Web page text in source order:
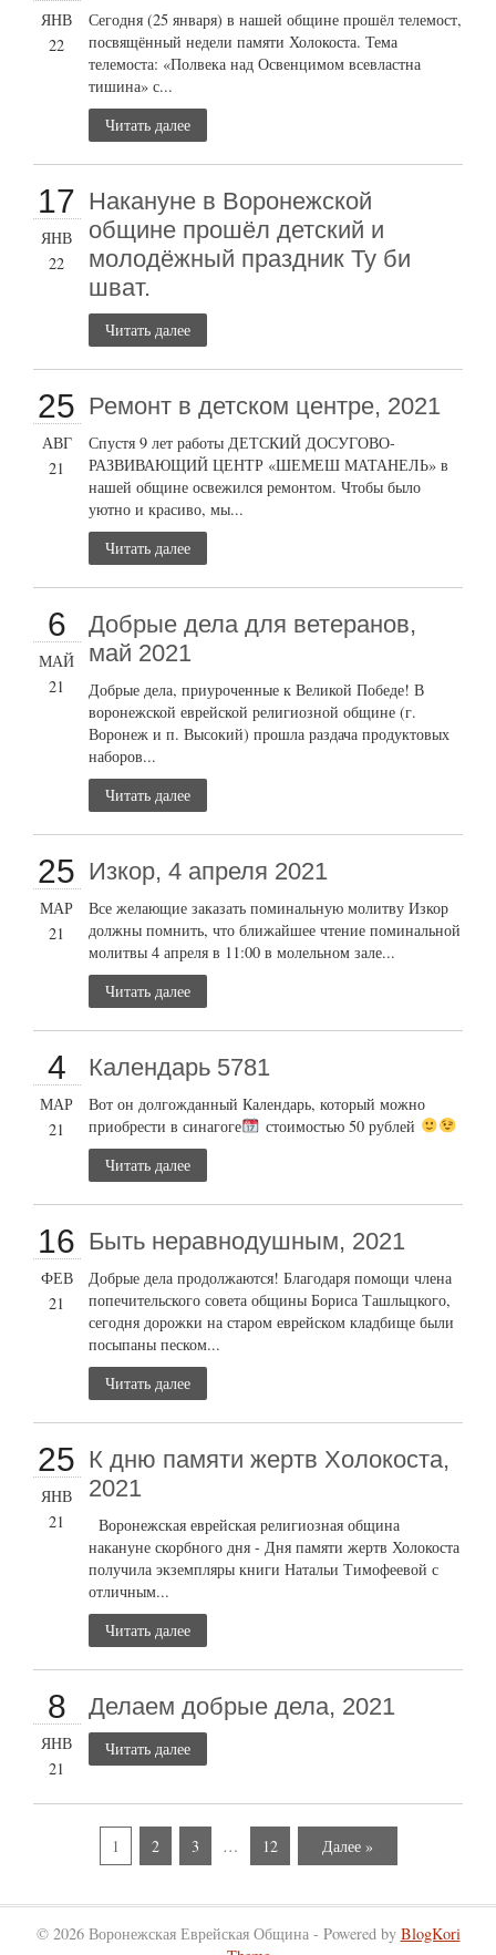
ЯНВ
22
Сегодня (25 января) в нашей общине прошёл телемост,
посвящённый недели памяти Холокоста. Тема
телемоста: «Полвека над Освенцимом всевластна
тишина» с...
Читать далее
17
ЯНВ
22
Накануне в Воронежской
общине прошёл детский и
молодёжный праздник Ту би
шват.
Читать далее
25
АВГ
21
Ремонт в детском центре, 2021
Спустя 9 лет работы ДЕТСКИЙ ДОСУГОВО-
РАЗВИВАЮЩИЙ ЦЕНТР «ШЕМЕШ МАТАНЕЛЬ» в
нашей общине освежился ремонтом. Чтобы было
уютно и красиво, мы...
Читать далее
6
МАЙ
21
Добрые дела для ветеранов,
май 2021
Добрые дела, приуроченные к Великой Победе! В
воронежской еврейской религиозной общине (г.
Воронеж и п. Высокий) прошла раздача продуктовых
наборов...
Читать далее
25
МАР
21
Изкор, 4 апреля 2021
Все желающие заказать поминальную молитву Изкор
должны помнить, что ближайшее чтение поминальной
молитвы 4 апреля в 11:00 в молельном зале...
Читать далее
4
МАР
21
Календарь 5781
Вот он долгожданный Календарь, который можно
приобрести в синагоге
стоимостью 50 рублей
Читать далее
16
ФЕВ
21
Быть неравнодушным, 2021
Добрые дела продолжаются! Благодаря помощи члена
попечительского совета общины Бориса Ташлыцкого,
сегодня дорожки на старом еврейском кладбище были
посыпаны песком...
Читать далее
25
ЯНВ
21
К дню памяти жертв Холокоста,
2021
Воронежская еврейская религиозная община
накануне скорбного дня - Дня памяти жертв Холокоста
получила экземпляры книги Натальи Тимофеевой с
отличным...
Читать далее
8
ЯНВ
21
Делаем добрые дела, 2021
Читать далее
1 2 3 … 12 Далее »
© 2026 Воронежская Еврейская Община - Powered by BlogKori